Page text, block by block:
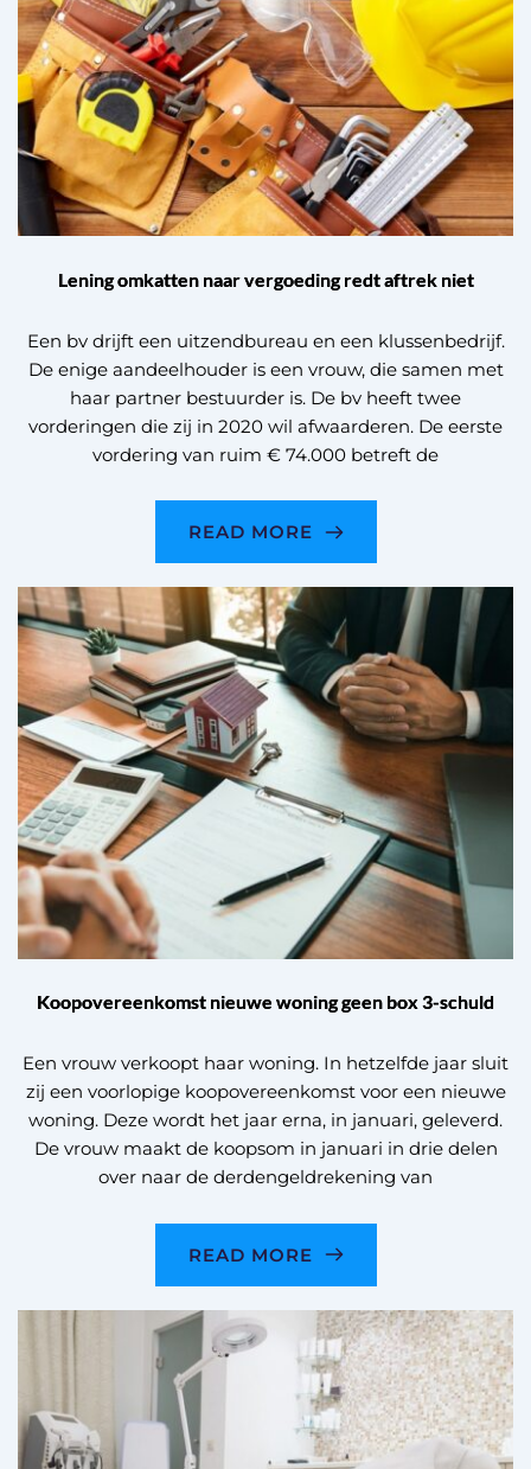
Lening omkatten naar vergoeding redt aftrek niet
Een bv drijft een uitzendbureau en een klussenbedrijf.
De enige aandeelhouder is een vrouw, die samen met
haar partner bestuurder is. De bv heeft twee
vorderingen die zij in 2020 wil afwaarderen. De eerste
vordering van ruim € 74.000 betreft de
READ MORE
Koopovereenkomst nieuwe woning geen box 3-schuld
Een vrouw verkoopt haar woning. In hetzelfde jaar sluit
zij een voorlopige koopovereenkomst voor een nieuwe
woning. Deze wordt het jaar erna, in januari, geleverd.
De vrouw maakt de koopsom in januari in drie delen
over naar de derdengeldrekening van
READ MORE